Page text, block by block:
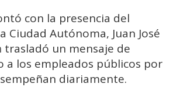
con la presencia del
Ciudad Autónoma, Juan José
trasladó un mensaje de
a los empleados públicos por
diariamente.